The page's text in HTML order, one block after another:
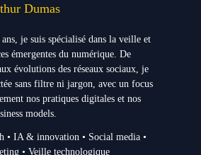
Dumas
je suis spécialisé dans la veille et
émergentes du numérique. De
évolutions des réseaux sociaux, je
sans filtre ni jargon, avec un focus
nos pratiques digitales et nos
models.
• IA & innovation • Social media •
• Veille technologique